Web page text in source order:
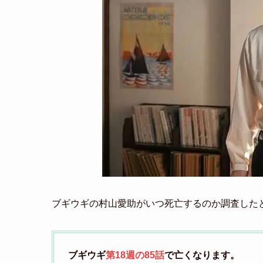
ブギウギの村山愛助がいつ死亡するのか調査した
ブギウギ第18週の85話で亡くなります。